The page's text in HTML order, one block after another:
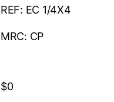
REF: EC 1/4X4
MRC: CP
$0